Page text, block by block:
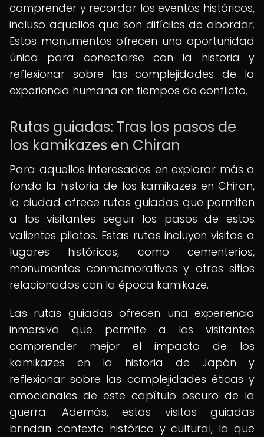
comprender y recordar los eventos históricos,
incluso aquellos que son difíciles de abordar.
Estos monumentos ofrecen una oportunidad
única para conectarse con la historia y
reflexionar sobre las complejidades de la
experiencia humana en tiempos de conflicto.
Rutas guiadas: Tras los pasos de
los kamikazes en Chiran
Para aquellos interesados en explorar más a
fondo la historia de los kamikazes en Chiran,
la ciudad ofrece rutas guiadas que permiten
a los visitantes seguir los pasos de estos
valientes pilotos. Estas rutas incluyen visitas a
lugares históricos, como cementerios,
monumentos conmemorativos y otros sitios
relacionados con la época kamikaze.
Las rutas guiadas ofrecen una experiencia
inmersiva que permite a los visitantes
comprender mejor el impacto de los
kamikazes en la historia de Japón y
reflexionar sobre las complejidades éticas y
emocionales de este capítulo oscuro de la
guerra. Además, estas visitas guiadas
brindan contexto histórico y cultural, lo que